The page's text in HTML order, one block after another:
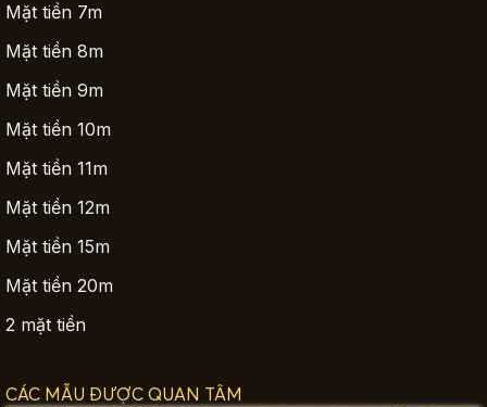
Mặt tiền 7m
Mặt tiền 8m
Mặt tiền 9m
Mặt tiền 10m
Mặt tiền 11m
Mặt tiền 12m
Mặt tiền 15m
Mặt tiền 20m
2 mặt tiền
CÁC MẪU ĐƯỢC QUAN TÂM